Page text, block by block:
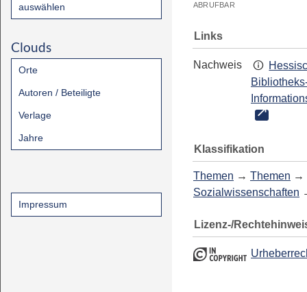
auswählen
Clouds
Orte
Autoren / Beteiligte
Verlage
Jahre
Impressum
ABRUFBAR
Links
Nachweis
Klassifikation
Themen → Themen →
Sozialwissenschaften
Lizenz-/